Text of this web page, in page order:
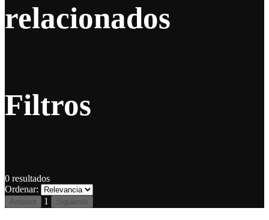
relacionados
Filtros
0 resultados
Ordenar:
Anterior 1 Siguiente